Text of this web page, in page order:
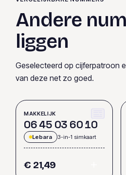
Andere
liggen
Geselecteerd op cijferpatroon
van deze net zo goed.
MAKKELIJK
0645 03 6010
Lebara 3-in-1 simkaart
€ 21,49